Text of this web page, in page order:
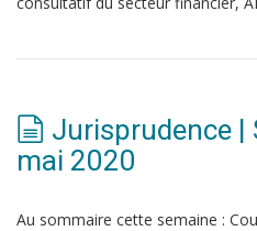
Jurisprudence |
mai 2020
Au sommaire cette semaine :